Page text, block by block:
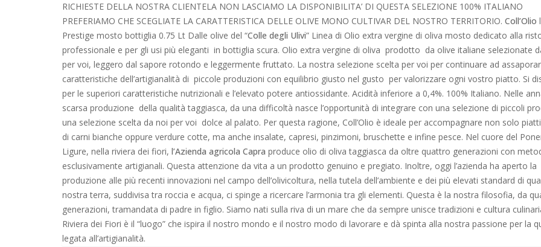
RICHIESTE DELLA NOSTRA CLIENTELA NON LASCIAMO LA DISPONIBILITA’ DI QUESTA SELEZIONE 100% ITALIANO
PREFERIAMO CHE SCEGLIATE LA CARATTERISTICA DELLE OLIVE MONO CULTIVAR DEL NOSTRO TERRITORIO. Coll’Olio
Prestige mosto bottiglia 0.75 Lt Dalle olive del “Colle degli Ulivi” Linea di Olio extra vergine di oliva mosto dedicato alla
professionale e per gli usi più eleganti in bottiglia scura. Olio extra vergine di oliva prodotto da olive italiane selezionate
per voi, leggero dal sapore rotondo e leggermente fruttato. La nostra selezione scelta per voi per continuare ad
caratteristiche dell’artigianalità di piccole produzioni con equilibrio giusto nel gusto per valorizzare ogni vostro piatto. Si
per le superiori caratteristiche nutrizionali e l’elevato potere antiossidante. Acidità inferiore a 0,4%. 100% Italiano. Nelle
scarsa produzione della qualità taggiasca, da una difficoltà nasce l’opportunità di integrare con una selezione di piccoli
una selezione scelta da noi per voi dolce al palato. Per questa ragione, Coll’Olio è ideale per accompagnare non solo
di carni bianche oppure verdure cotte, ma anche insalate, capresi, pinzimoni, bruschette e infine pesce. Nel cuore del
Ligure, nella riviera dei fiori, l’Azienda agricola Capra produce olio di oliva taggiasca da oltre quattro generazioni con
esclusivamente artigianali. Questa attenzione da vita a un prodotto genuino e pregiato. Inoltre, oggi l’azienda ha aperto la
produzione alle più recenti innovazioni nel campo dell’olivicoltura, nella tutela dell’ambiente e dei più elevati standard di
nostra terra, suddivisa tra roccia e acqua, ci spinge a ricercare l’armonia tra gli elementi. Questa è la nostra filosofia, da
generazioni, tramandata di padre in figlio. Siamo nati sulla riva di un mare che da sempre unisce tradizioni e cultura
Riviera dei Fiori è il “luogo” che ispira il nostro mondo e il nostro modo di lavorare e dà spinta alla nostra passione per la
legata all’artigianalità.